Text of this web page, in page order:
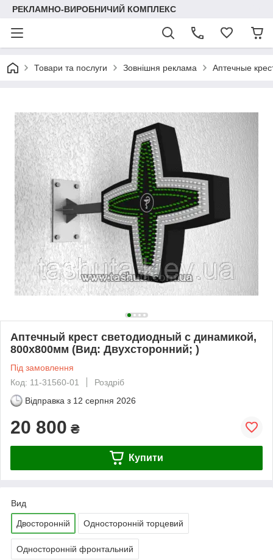
РЕКЛАМНО-ВИРОБНИЧИЙ КОМПЛЕКС
Товари та послуги Зовнішня реклама Аптечные
Аптечный крест светодиодный с динамикой,
800х800мм (Вид: Двухсторонний; )
Під замовлення
Код: 11-31560-01
Роздріб
Відправка з 12 серпня 2026
20 800 ₴
Купити
Вид
Двосторонній Односторонній торцевий
Односторонній фронтальний